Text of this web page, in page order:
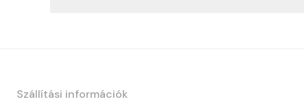
Szállítási információk